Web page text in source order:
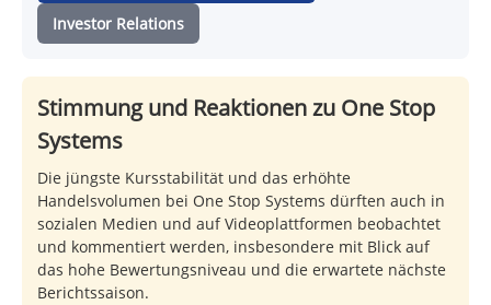
Investor Relations
Stimmung und Reaktionen zu One Stop
Systems
Die jüngste Kursstabilität und das erhöhte
Handelsvolumen bei One Stop Systems dürften auch in
sozialen Medien und auf Videoplattformen beobachtet
und kommentiert werden, insbesondere mit Blick auf
das hohe Bewertungsniveau und die erwartete nächste
Berichtssaison.